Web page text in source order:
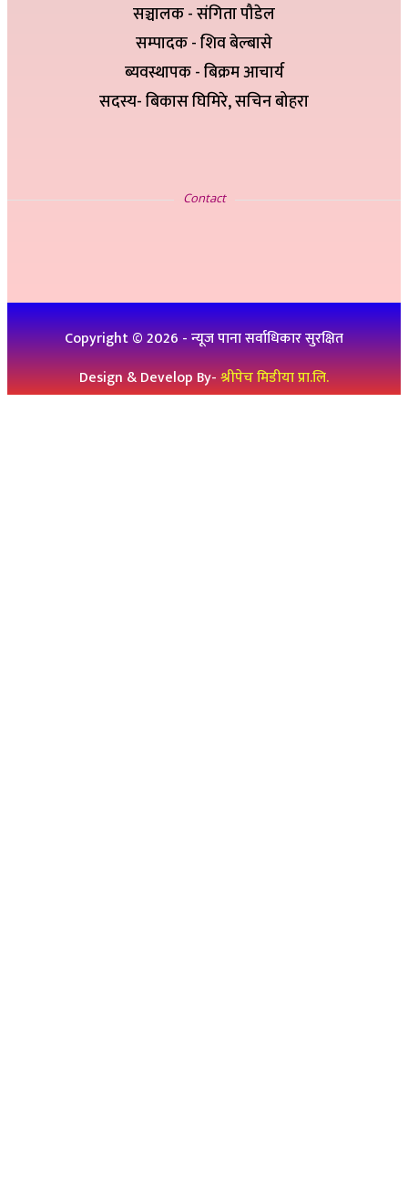
सञ्चालक - संगिता पौडेल
सम्पादक - शिव बेल्बासे
ब्यवस्थापक - बिक्रम आचार्य
सदस्य- बिकास घिमिरे, सचिन बोहरा
Contact
Copyright ©2026- न्यूज पाना सर्वाधिकार सुरक्षित
Design & Develop By-श्रीपेच मिडीया प्रा.लि.